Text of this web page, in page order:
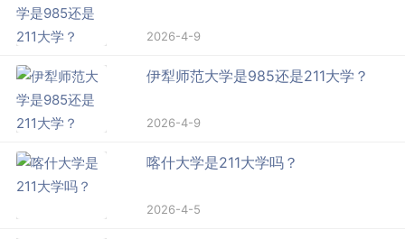
2026-4-9
伊犁师范大学是985还是211大学？
2026-4-9
喀什大学是211大学吗？
2026-4-5